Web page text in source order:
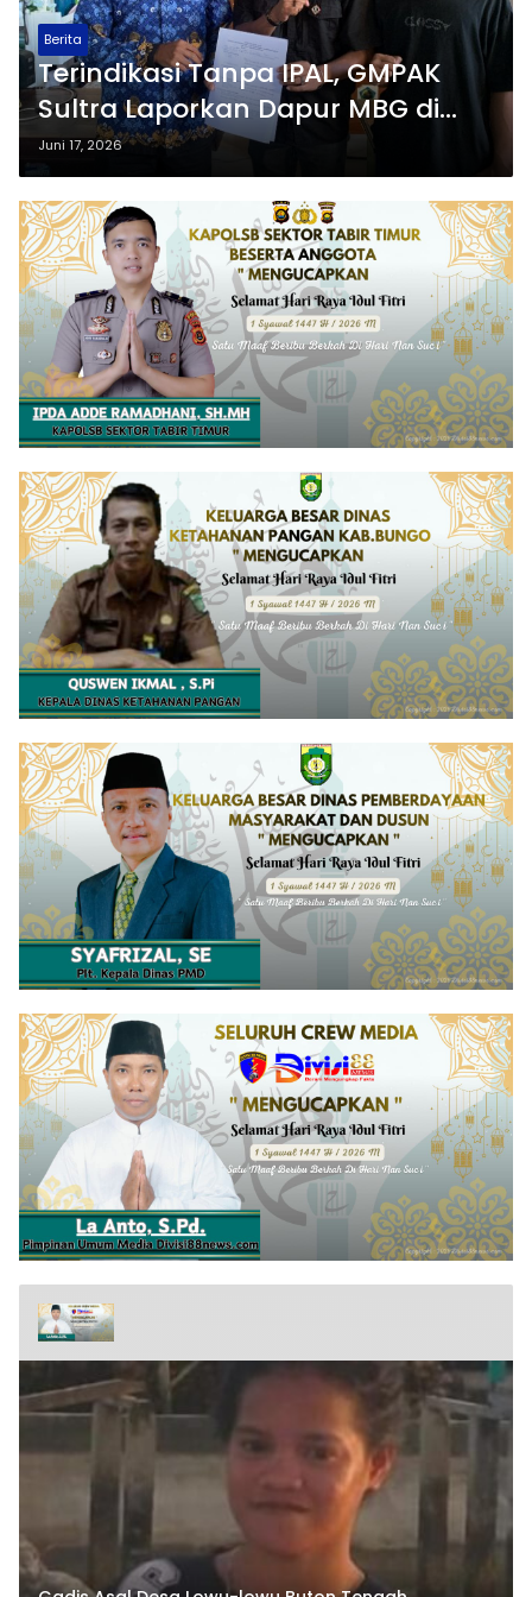
Berita
Terindikasi Tanpa IPAL, GMPAK
Sultra Laporkan Dapur MBG di
Watonea ke DLH dan Desak
Penghentian Sementara
Juni 17, 2026